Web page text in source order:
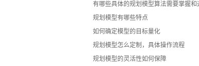
有哪些具体的规划模型算法需要掌握和
规划模型有哪些特点
如何确定模型的目标量化
规划模型怎么定制，具体操作流程
规划模型的灵活性如何保障